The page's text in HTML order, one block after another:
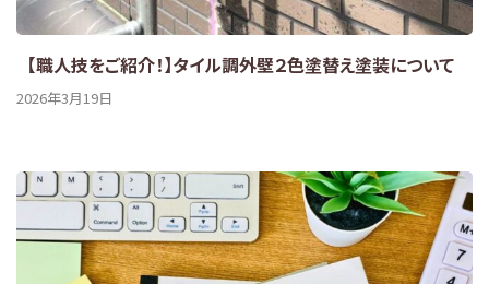
【職人技をご紹介！】タイル調外壁２色塗替え塗装について
2026年3月19日